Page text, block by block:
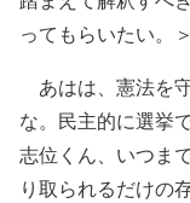
ってもらいたい。
あはは、憲法を
な。民主的に選挙
志位くん、いつま
り取られるだけの